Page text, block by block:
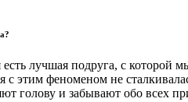
лучшая подруга, с которой
этим феноменом не
голову и забывают обо всех